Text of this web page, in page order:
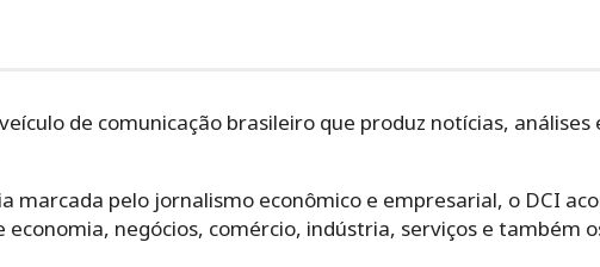
de comunicação brasileiro que produz notícias,
marcada pelo jornalismo econômico e empresarial, o DCI
economia, negócios, comércio, indústria, serviços e também